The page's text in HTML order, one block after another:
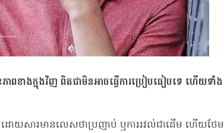
ពខាងក្នុងវិញ ពិតជាមិនអាចធ្វើការប្រៀបធៀបទេ ហើយទាំង
យសារមានលេសថាប្រញាប់ ឬការរវល់ជាដើម ហើយថែម